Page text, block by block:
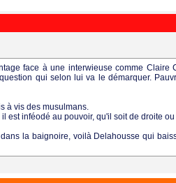
face à une interwieuse comme Claire
qui selon lui va le démarquer.
à vis des musulmans.
est inféodé au pouvoir, qu'il soit de droite
la baignoire, voilà Delahousse qui